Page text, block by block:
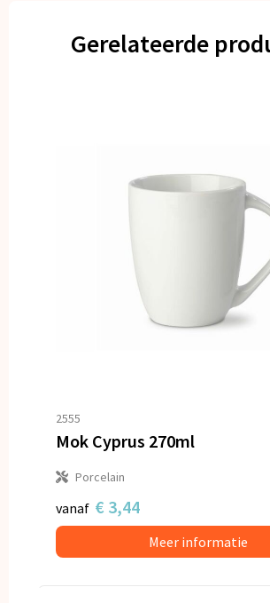
Gerelateerde
2555
Mok Cyprus 270ml
Porcelain
vanaf € 3,44
Meer informatie